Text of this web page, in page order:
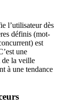
l’utilisateur dès
définis (mot-
est
une
de la veille
à une tendance